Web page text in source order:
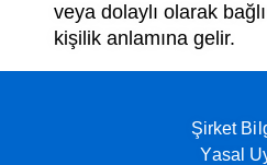
veya dolaylı olarak
kişilik anlamına gelir.
Şirket
Yasal